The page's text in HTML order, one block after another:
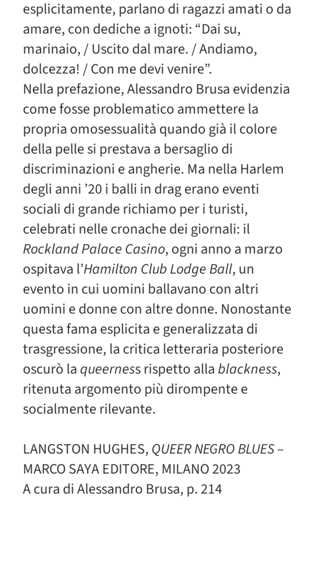
esplicitamente, parlano di ragazzi amati o da
amare, con dediche a ignoti: “Dai su,
marinaio, / Uscito dal mare. / Andiamo,
dolcezza! / Con me devi venire”.
Nella prefazione, Alessandro Brusa evidenzia
come fosse problematico ammettere la
propria omosessualità quando già il colore
della pelle si prestava a bersaglio di
discriminazioni e angherie. Ma nella Harlem
degli anni ’20 i balli in drag erano eventi
sociali di grande richiamo per i turisti,
celebrati nelle cronache dei giornali: il
Rockland Palace Casino, ogni anno a marzo
ospitava l’Hamilton Club Lodge Ball, un
evento in cui uomini ballavano con altri
uomini e donne con altre donne. Nonostante
questa fama esplicita e generalizzata di
trasgressione, la critica letteraria posteriore
oscurò laqueerness rispetto allablackness,
ritenuta argomento più dirompente e
socialmente rilevante.
LANGSTON HUGHES, QUEER NEGRO BLUES–
MARCO SAYA EDITORE, MILANO 2023
A cura di Alessandro Brusa, p. 214